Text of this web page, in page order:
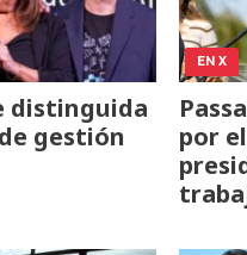
distinguida
gestión
EN X
por